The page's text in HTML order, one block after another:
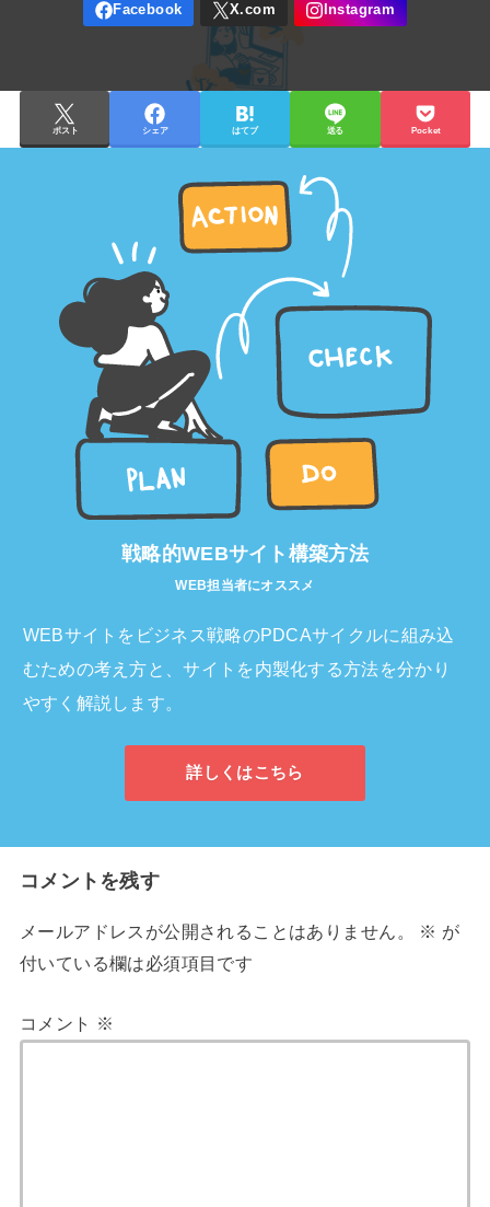
ポスト シェア はてブ 送る Pocket
戦略的WEBサイト構築方法
WEB担当者にオススメ
WEBサイトをビジネス戦略のPDCAサイクルに組み込
むための考え方と、サイトを内製化する方法を分かり
やすく解説します。
詳しくはこちら
コメントを残す
メールアドレスが公開されることはありません。 ※ が
付いている欄は必須項目です
コメント ※